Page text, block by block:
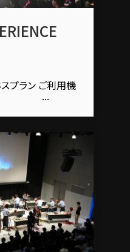
プラン ご利用機
ト ...